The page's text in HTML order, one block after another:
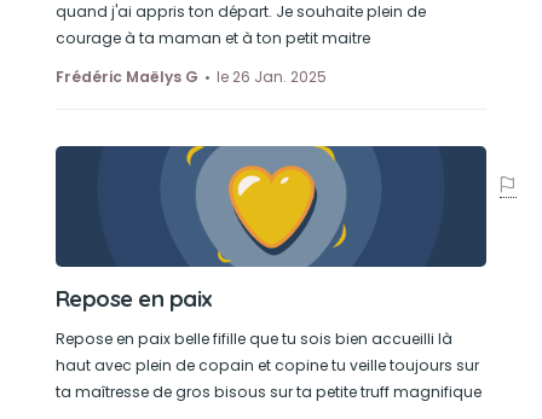
quand j'ai appris ton départ. Je souhaite plein de
courage à ta maman et à ton petit maitre
Frédéric Maëlys G
le 26 Jan. 2025
Repose en paix
Repose en paix belle fifille que tu sois bien accueilli là
haut avec plein de copain et copine tu veille toujours sur
ta maîtresse de gros bisous sur ta petite truff magnifique